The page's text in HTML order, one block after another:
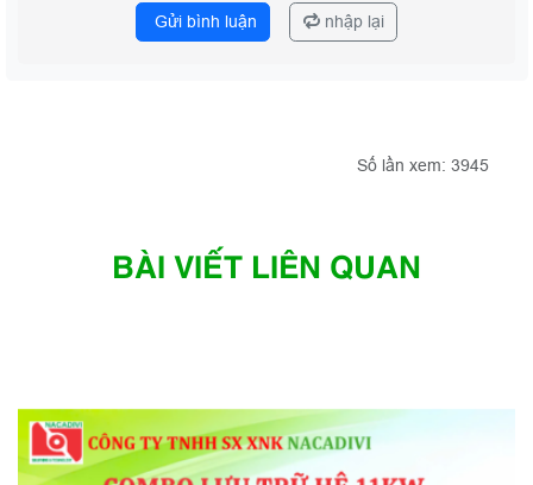
Gửi bình luận nhập lại
Số lần xem: 3945
BÀI VIẾT LIÊN QUAN